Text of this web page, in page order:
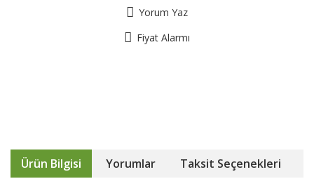
Yorum Yaz
Fiyat Alarmı
Ürün Bilgisi Yorumlar Taksit Seçenekleri